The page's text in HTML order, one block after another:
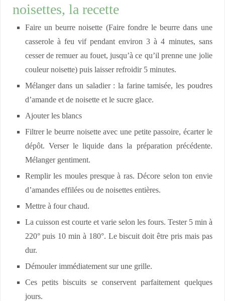
noisettes, la recette
Faire un beurre noisette (Faire fondre le beurre dans une
casserole à feu vif pendant environ 3 à 4 minutes, sans
cesser de remuer au fouet, jusqu’à ce qu’il prenne une jolie
couleur noisette) puis laisser refroidir 5 minutes.
Mélanger dans un saladier : la farine tamisée, les poudres
d’amande et de noisette et le sucre glace.
Ajouter les blancs
Filtrer le beurre noisette avec une petite passoire, écarter le
dépôt. Verser le liquide dans la préparation précédente.
Mélanger gentiment.
Remplir les moules presque à ras. Décore selon ton envie
d’amandes effilées ou de noisettes entières.
Mettre à four chaud.
La cuisson est courte et varie selon les fours. Tester 5 min à
220° puis 10 min à 180°. Le biscuit doit être pris mais pas
dur.
Démouler immédiatement sur une grille.
Ces petits biscuits se conservent parfaitement quelques
jours.